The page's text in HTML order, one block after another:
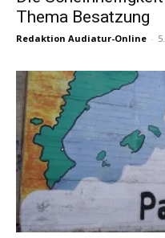
Thema Besatzung
Redaktion Audiatur-Online -